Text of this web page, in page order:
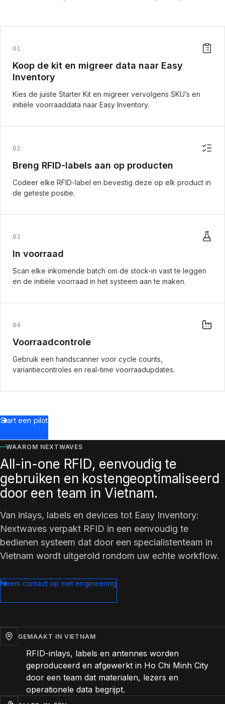
01
Koop de kit en migreer data naar Easy
Inventory
Kies de juiste Starter Kit en migreer vervolgens SKU’s en
initiële voorraaddata naar Easy Inventory.
02
Breng RFID-labels aan op producten
Codeer elke RFID-label en bevestig deze op elk product in
de geteste positie.
03
In voorraad
Scan elke inkomende batch om de stock-in vast te leggen
en de initiële voorraad in het systeem aan te maken.
04
Voorraadcontrole
Gebruik een handscanner voor cycle counts,
variantiecontroles en real-time voorraadupdates.
Start een pilot
WAAROM NEXTWAVES
All-in-one RFID, eenvoudig te
gebruiken en kostengeoptimaliseerd
door een team in Vietnam.
Van inlays, labels en devices tot Easy Inventory:
Nextwaves verpakt RFID in een eenvoudig te
bedienen systeem dat door een specialistenteam in
Vietnam wordt uitgerold rondom uw echte workflow.
Neem contact op met engineering
GEMAAKT IN VIETNAM
RFID-inlays, labels en antennes worden
geproduceerd en afgewerkt in Ho Chi Minh City
door een team dat materialen, lezers en
operationele data begrijpt.